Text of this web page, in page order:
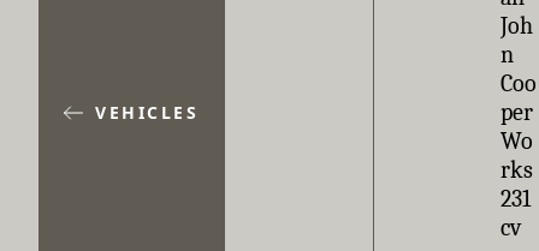
VEHICLES
Joh
n
Coo
per
Wo
rks
231
cv